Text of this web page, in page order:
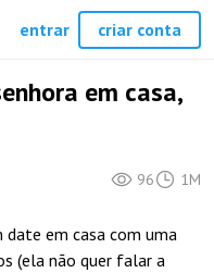
em casa,
96 1M
em casa com uma
(ela não quer falar a
entrar criar conta